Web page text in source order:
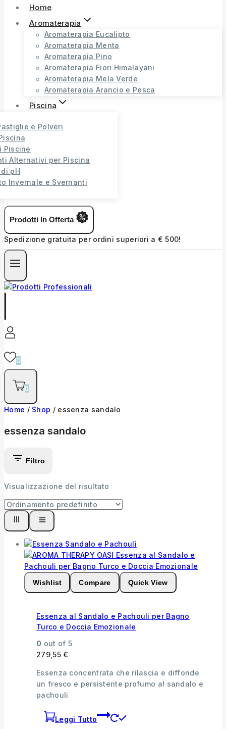
Home
Aromaterapia
Aromaterapia Eucalipto
Aromaterapia Menta
Aromaterapia Pino
Aromaterapia Fiori Himalayani
Aromaterapia Mela Verde
Aromaterapia Arancio e Pesca
Piscina
e Polveri
Piscine
Alternativi per Piscina
pH
Invernale e Svernanti
Prodotti In Offerta
Spedizione gratuita per ordini superiori a € 500!
0
0
Home / Shop / essenza sandalo
essenza sandalo
Filtro
Visualizzazione del risultato
Wishlist Compare Quick View
Essenza al Sandalo e Pachouli per Bagno
Turco e Doccia Emozionale
0 out of 5
279,55 €
Essenza concentrata che rilascia e diffonde
un fresco e persistente profumo al sandalo e
pachouli
Leggi Tutto